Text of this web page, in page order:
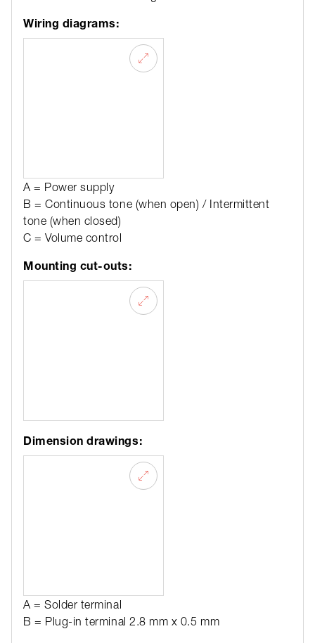
Wiring diagrams:
A = Power supply
B = Continuous tone (when open) / Intermittent
tone (when closed)
C = Volume control
Mounting cut-outs:
Dimension drawings:
A = Solder terminal
B = Plug-in terminal 2.8 mm x 0.5 mm